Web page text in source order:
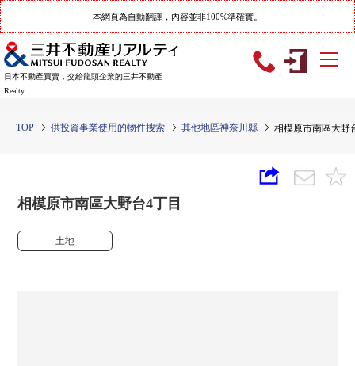
本網頁為自動翻譯，內容並非100%準確實。
日本不動產買賣，交給龍頭企業的三井不動產
Realty
TOP 供投資事業使用的物件搜索 其他地區神奈川縣 相模原市南區大
相模原市南區大野台4丁目
土地